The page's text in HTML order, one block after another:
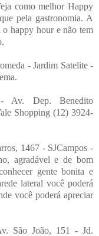
como melhor Happy
pela gastronomia. A
o happy hour e não tem
- Jardim Satelite -
Av. Dep. Benedito
Shopping (12) 3924-
1467 - SJCampos -
agradável e de bom
gente bonita e
lateral você poderá
você poderá apreciar
São João, 151 - Jd.